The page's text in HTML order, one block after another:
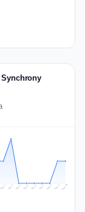
Synchrony
Aug 2 Aug 3 Aug 4 Aug 5 Aug 6 Aug 7 Aug 8 Aug 9 Aug 10